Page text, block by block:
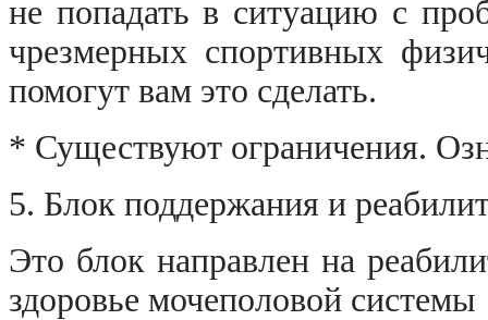
не попадать в ситуацию с
чрезмерных спортивных
помогут вам это сделать.
* Существуют ограничения.
5. Блок поддержания и
Это блок направлен на
здоровье мочеполовой системы